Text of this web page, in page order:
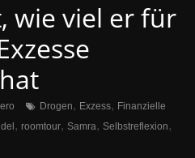
wie viel er für
Drogen, Exzess, Finanzielle
, roomtour, Samra, Selbstreflexion,